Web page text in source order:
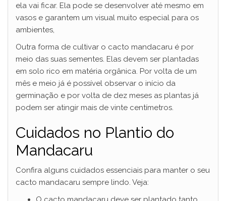
ela vai ficar. Ela pode se desenvolver até mesmo em
vasos e garantem um visual muito especial para os
ambientes,
Outra forma de cultivar o cacto mandacaru é por
meio das suas sementes. Elas devem ser plantadas
em solo rico em matéria orgânica. Por volta de um
mês e meio já é possível observar o início da
germinação e por volta de dez meses as plantas já
podem ser atingir mais de vinte centímetros.
Cuidados no Plantio do
Mandacaru
Confira alguns cuidados essenciais para manter o seu
cacto mandacaru sempre lindo. Veja: